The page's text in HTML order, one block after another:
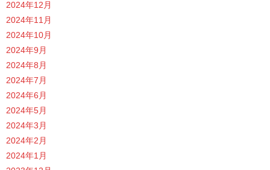
2024年12月
2024年11月
2024年10月
2024年9月
2024年8月
2024年7月
2024年6月
2024年5月
2024年3月
2024年2月
2024年1月